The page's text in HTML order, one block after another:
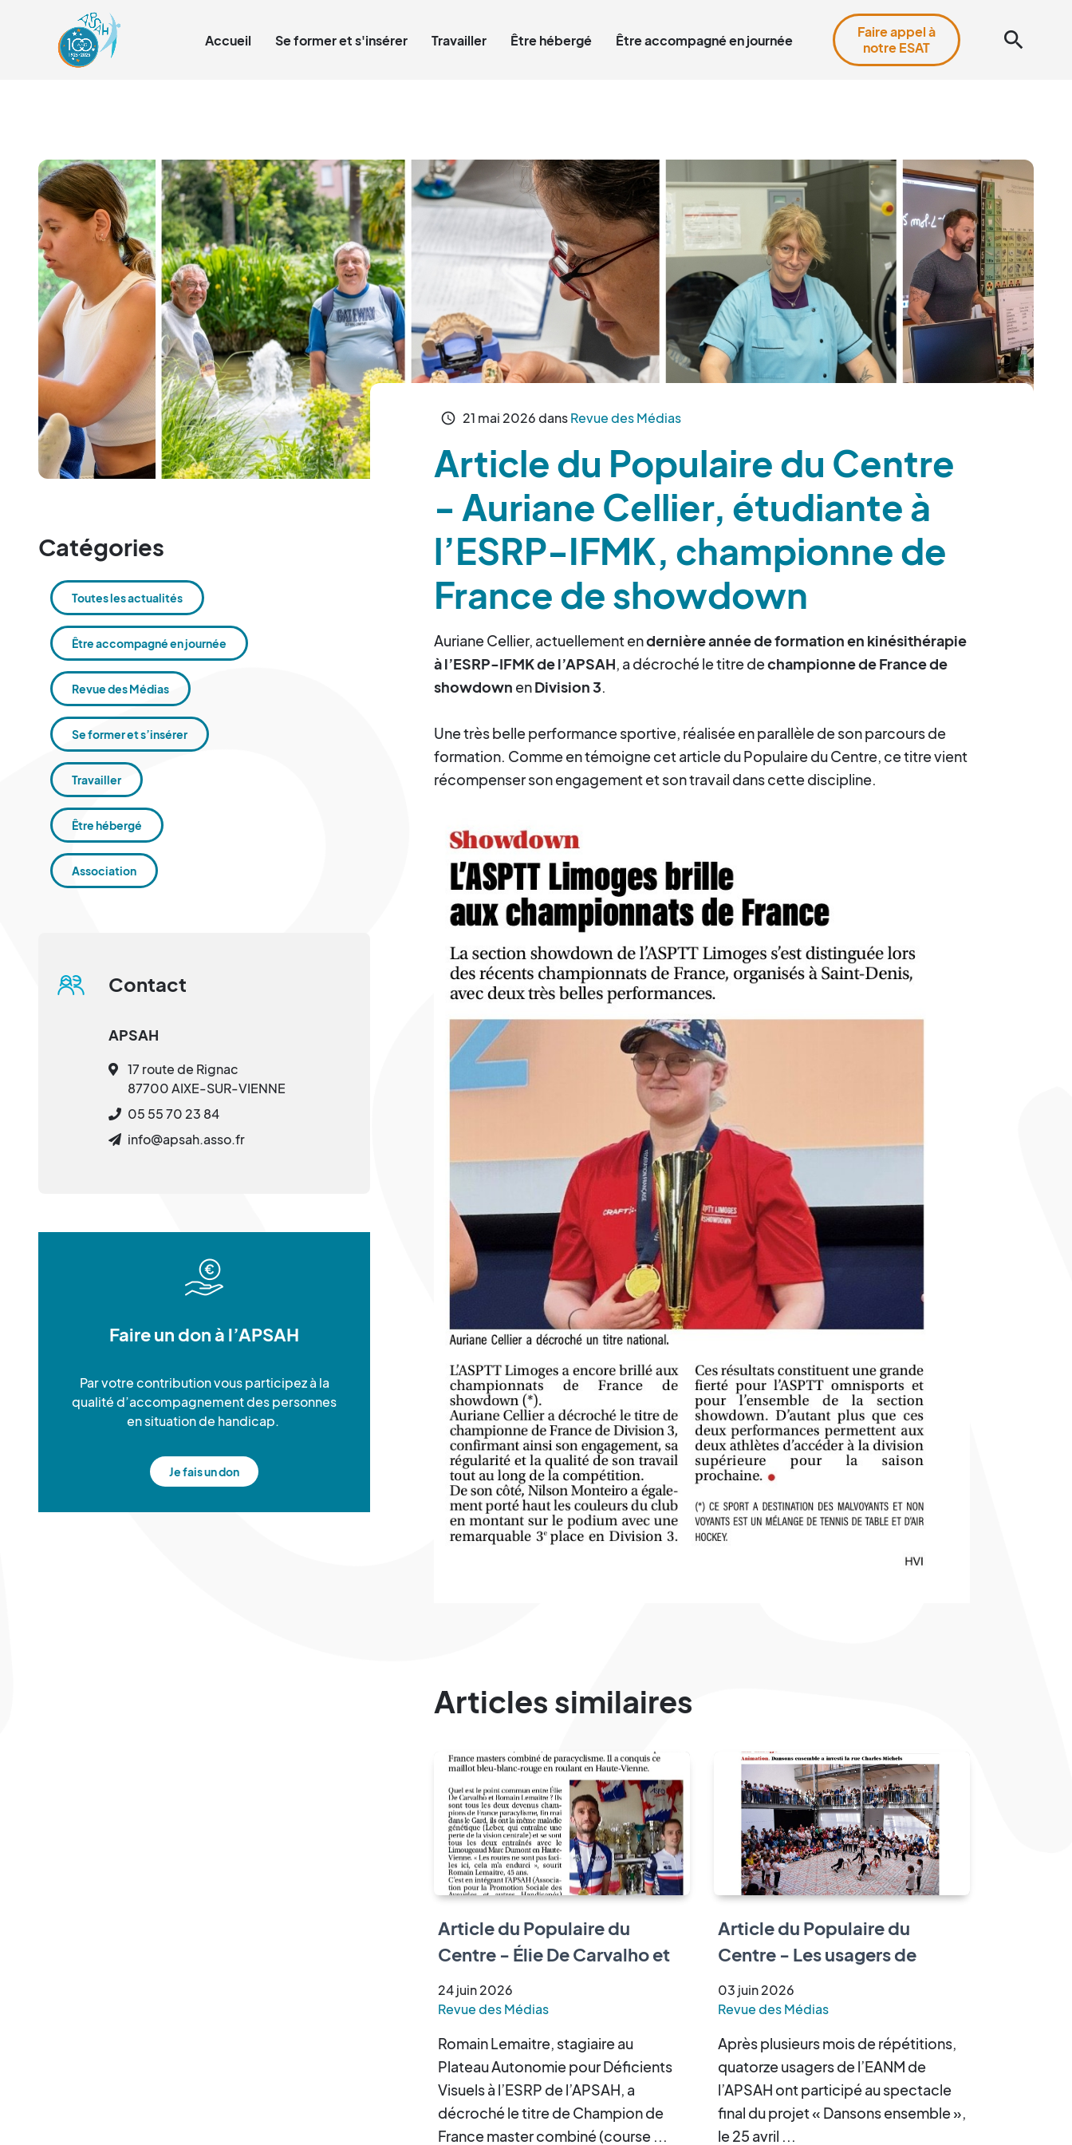
Accueil Se former et s'insérer Travailler Être hébergé Être accompagné en journée
Faire appel à
notre ESAT
search
schedule 21 mai 2026dansRevue des Médias
Article du Populaire du Centre
- Auriane Cellier, étudiante à
l’ESRP-IFMK, championne de
France de showdown
Auriane Cellier, actuellement endernière année de formation en kinésithérapie
à l’ESRP-IFMK de l’APSAH, a décroché le titre dechampionne de France de
showdown enDivision 3.
Une très belle performance sportive, réalisée en parallèle de son parcours de
formation. Comme en témoigne cet article du Populaire du Centre, ce titre vient
récompenser son engagement et son travail dans cette discipline.
Articles similaires
Article du Populaire du
Centre - Élie De Carvalho et
Romain Lemaitre sacrés
champions de France de
paracyclisme
24juin2026
Revue des Médias
Romain Lemaitre, stagiaire au
Plateau Autonomie pour Déficients
Visuels à l’ESRP de l’APSAH, a
décroché le titre de Champion de
France master combiné (course ...
Article du Populaire du
Centre - Les usagers de
l’EANM sur scène pour «
Dansons ensemble »
03 juin2026
Revue des Médias
Après plusieurs mois de répétitions,
quatorze usagers de l’EANM de
l’APSAH ont participé au spectacle
final du projet « Dansons ensemble »,
le 25 avril ...
Catégories
Toutes les actualités
Être accompagné en journée
Revue des Médias
Se former et s’insérer
Travailler
Être hébergé
Association
Contact
APSAH
17 route de Rignac
87700 AIXE-SUR-VIENNE
05 55 70 23 84
info@apsah.asso.fr
Faire un don à l’APSAH
Par votre contribution vous participez à la
qualité d’accompagnement des personnes
en situation de handicap.
Je fais un don